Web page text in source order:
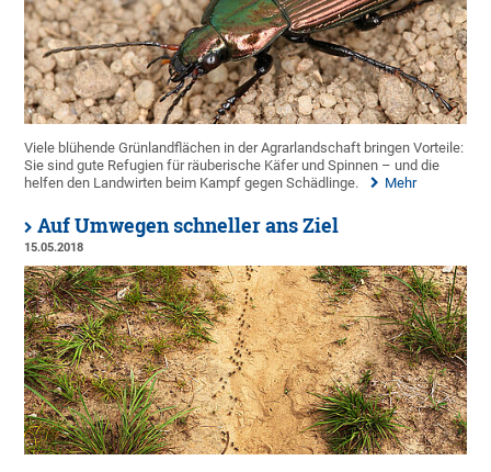
Viele blühende Grünlandflächen in der Agrarlandschaft bringen Vorteile:
Sie sind gute Refugien für räuberische Käfer und Spinnen – und die
helfen den Landwirten beim Kampf gegen Schädlinge.
Mehr
Auf Umwegen schneller ans Ziel
15.05.2018